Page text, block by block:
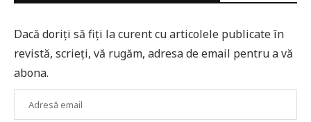
Dacă doriți să fiți la curent cu articolele publicate în
revistă, scrieți, vă rugăm, adresa de email pentru a vă
abona.